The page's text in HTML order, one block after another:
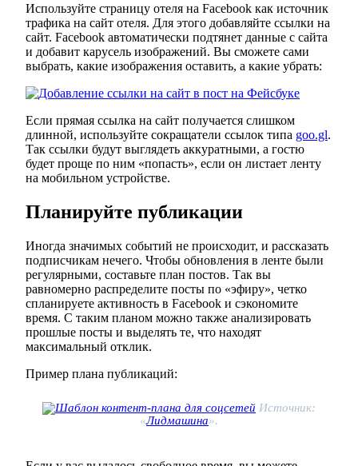
Используйте страницу отеля на Facebook как источник
трафика на сайт отеля. Для этого добавляйте ссылки на
сайт. Facebook автоматически подтянет данные с сайта
и добавит карусель изображений. Вы сможете сами
выбрать, какие изображения оставить, а какие убрать:
Если прямая ссылка на сайт получается слишком
длинной, используйте сокращатели ссылок типа goo.gl.
Так ссылки будут выглядеть аккуратными, а гостю
будет проще по ним «попасть», если он листает ленту
на мобильном устройстве.
Планируйте публикации
Иногда значимых событий не происходит, и рассказать
подписчикам нечего. Чтобы обновления в ленте были
регулярными, составьте план постов. Так вы
равномерно распределите посты по «эфиру», четко
спланируете активность в Facebook и сэкономите
время. С таким планом можно также анализировать
прошлые посты и выделять те, что находят
максимальный отклик.
Пример плана публикаций:
Источник:
«Лидмашина».